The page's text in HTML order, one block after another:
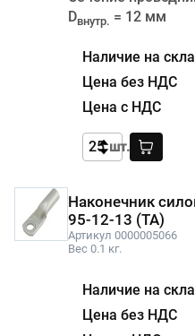
Dвнутр. = 12 мм
шт.
Наконечник
95-12-13 (ТА)
Артикул 0000005066
Вес 0.1 кг.